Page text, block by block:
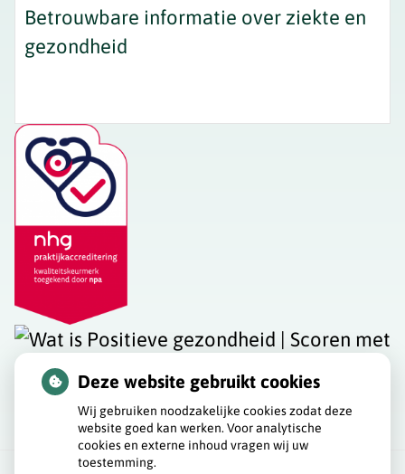
Betrouwbare informatie over ziekte en
gezondheid
Deze website gebruikt cookies
Wij gebruiken noodzakelijke cookies zodat deze
website goed kan werken. Voor analytische
cookies en externe inhoud vragen wij uw
toestemming.